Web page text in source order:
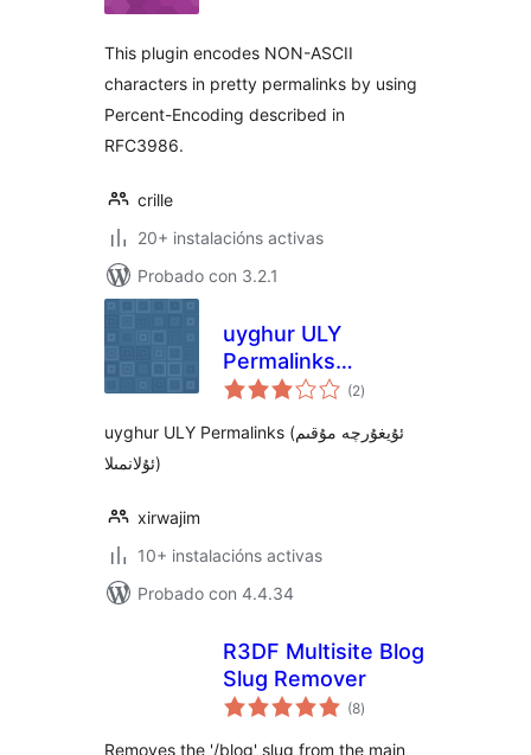
This plugin encodes NON-ASCII
characters in pretty permalinks by using
Percent-Encoding described in
RFC3986.
crille
20+ instalacións activas
Probado con 3.2.1
uyghur ULY
Permalinks
(ئۇيغۇرچە مۇقىم
(2valoracións
totais
)
uyghur ULY Permalinks (ئۇيغۇرچە مۇقىم
ئۇلانمىلا)
xirwajim
10+ instalacións activas
Probado con 4.4.34
R3DF Multisite Blog
Slug Remover
(8valoracións
totais
)
Removes the '/blog' slug from the main